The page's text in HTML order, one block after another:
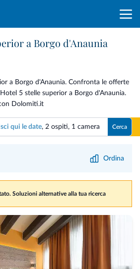
a Borgo d'Anaunia
a Borgo d'Anaunia. Confronta le offerte
5 stelle superior a Borgo d'Anaunia.
Dolomiti.it
qui le date, 2 ospiti, 1 camera Cerca
Ordina
Soluzioni alternative alla tua ricerca